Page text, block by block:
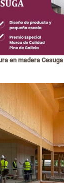
en madera